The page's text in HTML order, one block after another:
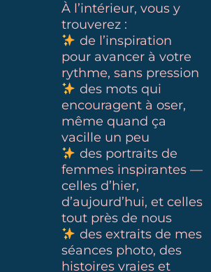
À l’intérieur, vous y
trouverez :
de l’inspiration
pour avancer à votre
rythme, sans pression
des mots qui
encouragent à oser,
même quand ça
vacille un peu
des portraits de
femmes inspirantes —
celles d’hier,
d’aujourd’hui, et celles
tout près de nous
des extraits de mes
séances photo, des
histoires vraies et